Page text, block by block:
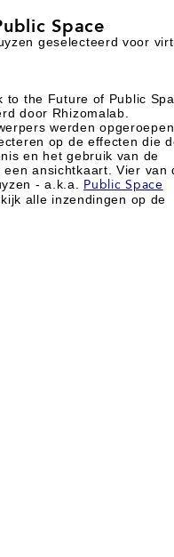
Space
geselecteerd voor
to the Future of Public
door Rhizomalab.
werden
op de effecten die
en het gebruik van de
ansichtkaart. Vier van
- a.k.a. Public Space
alle inzendingen op de